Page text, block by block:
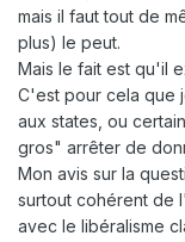
mais il faut tout de
plus) le peut.
Mais le fait est qu'il
C'est pour cela que
aux states, ou
gros" arrêter de
Mon avis sur la
surtout cohérent de
avec le libéralisme